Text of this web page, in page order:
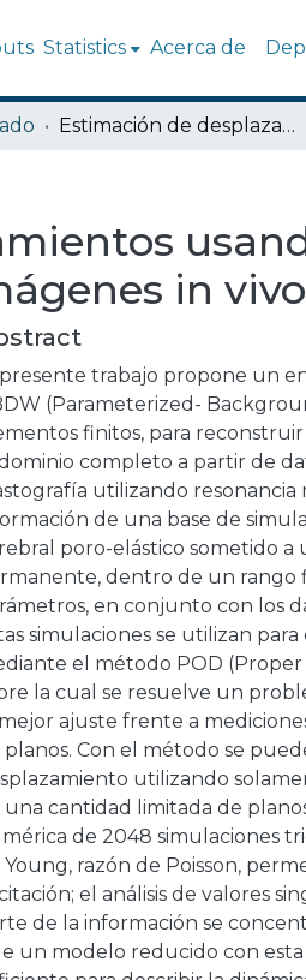
Statistics Acerca de
Estimación de desplazamientos usando modelos reducidos a partir de imágenes in vivo de elastografía.
in
trabajo propone un
(Parameterized-
finitos, para
completo a partir de
utilizando
de una base de
poro-elástico sometido a
dentro de un rango
en conjunto con los
simulaciones se utilizan
el método POD
la cual se resuelve un
ajuste frente a
planos. Con el método se
utilizando
una cantidad limitada de
de 2048 simulaciones
Young, razón de Poisson,
el análisis de valores
de la información se
un modelo reducido con